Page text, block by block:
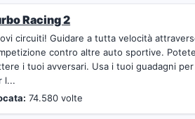
Racing 2
circuiti! Guidare a tutta velocità
contro altre auto sportive.
i tuoi avversari. Usa i tuoi guadagni
l...
74.580 volte